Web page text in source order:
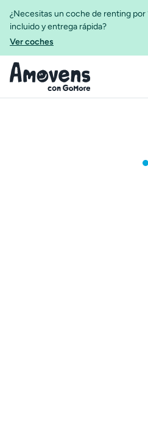
¿Necesitas un coche de renting
incluido y entrega rápida?
Ver coches